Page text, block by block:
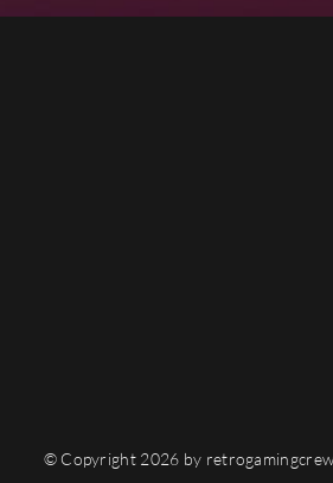
© Copyright 2026 by